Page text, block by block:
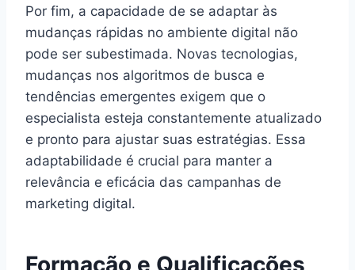
Por fim, a capacidade de se adaptar às
mudanças rápidas no ambiente digital não
pode ser subestimada. Novas tecnologias,
mudanças nos algoritmos de busca e
tendências emergentes exigem que o
especialista esteja constantemente atualizado
e pronto para ajustar suas estratégias. Essa
adaptabilidade é crucial para manter a
relevância e eficácia das campanhas de
marketing digital.
Formação e Qualificações